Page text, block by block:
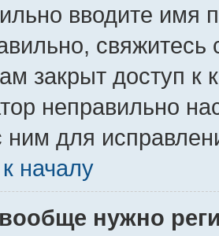
вводите имя
закрыт доступ к
неправильно
ним для
началу
нужно